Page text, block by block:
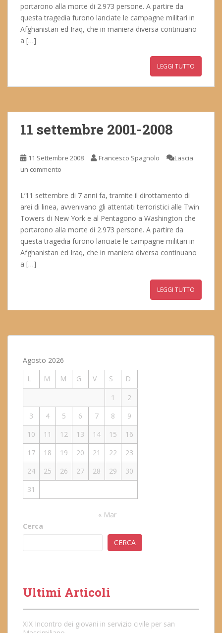
portarono alla morte di 2.973 persone. A partire da
questa tragedia furono lanciate le campagne militari in
Afghanistan ed Iraq, che in maniera diversa continuano
a […]
LEGGI TUTTO
11 settembre 2001-2008
11 Settembre 2008 Francesco Spagnolo
Lascia
un commento
L’11 settembre di 7 anni fa, tramite il dirottamento di
arei di linea, avvenivano gli attentati terroristici alle Twin
Towers di New York e al Pentagono a Washington che
portarono alla morte di 2.973 persone. A partire da
questa tragedia furono lanciate le campagne militari in
Afghanistan ed Iraq, che in maniera diversa continuano
a […]
LEGGI TUTTO
Agosto 2026
L
M M G V S
D
1
2
3
4 5 6 7 8
9
10
11 12 13 14 15
16
17
18 19 20 21 22
23
24
25 26 27 28 29
30
31
« Mar
Cerca
CERCA
Ultimi Articoli
XIX Incontro dei giovani in servizio civile per san